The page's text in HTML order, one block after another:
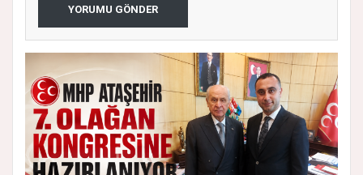
YORUMU GÖNDER